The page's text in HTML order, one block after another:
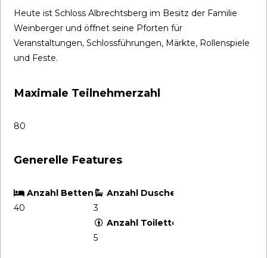
Heute ist Schloss Albrechtsberg im Besitz der Familie
Weinberger und öffnet seine Pforten für
Veranstaltungen, Schlossführungen, Märkte, Rollenspiele
und Feste.
Maximale Teilnehmerzahl
80
Generelle Features
Anzahl Betten
40
Anzahl Dusche/Bad (Indoor)
3
Anzahl Toiletten (Indoor)
5